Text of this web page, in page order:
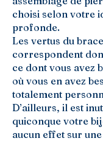
choisi selon votre
profonde.
Les vertus du
correspondent
ce dont vous avez
où vous en avez
totalement
D’ailleurs, il est
quiconque votre
aucun effet sur